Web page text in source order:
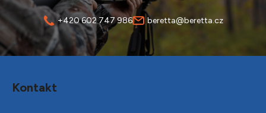
+420 602 747 986 beretta@beretta.cz
Kontakt